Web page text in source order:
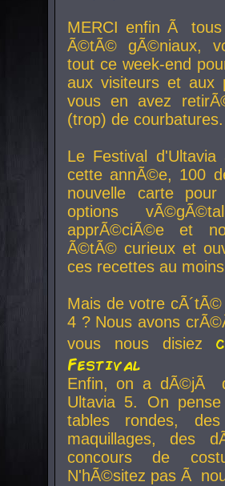
MERCI enfin Ã
Ã©tÃ© gÃ©niaux,
tout ce week-end
aux visiteurs et aux
vous en avez
(trop) de courbatures.
Le Festival
cette annÃ©e, 100
nouvelle carte
options
apprÃ©ciÃ©e et
Ã©tÃ© curieux et
ces recettes au
Mais de votre
4 ? Nous avons
vous nous disiez
Festival
Enfin, on a dÃ©jÃ
Ultavia 5. On
tables rondes,
maquillages, des
concours de
N'hÃ©sitez pas Ã